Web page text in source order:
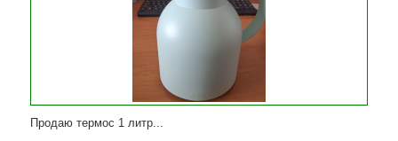
Продаю термос 1 литр...